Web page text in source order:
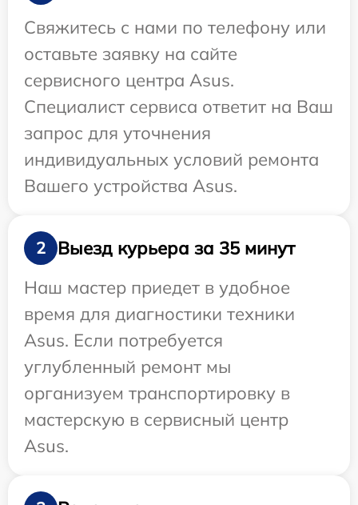
Свяжитесь с нами по телефону или
оставьте заявку на сайте
сервисного центра Asus.
Специалист сервиса ответит на Ваш
запрос для уточнения
индивидуальных условий ремонта
Вашего устройства Asus.
2
Выезд курьера за 35 минут
Наш мастер приедет в удобное
время для диагностики техники
Asus. Если потребуется
углубленный ремонт мы
организуем транспортировку в
мастерскую в сервисный центр
Asus.